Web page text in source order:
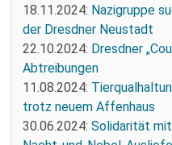
18.11.2024: Nazigruppe
der Dresdner Neustadt
22.10.2024: Dresdner
Abtreibungen
11.08.2024:
trotz neuem Affenhaus
30.06.2024: Solidarität